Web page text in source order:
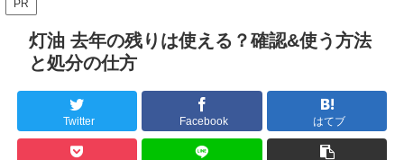
PR
灯油 去年の残りは使える？確認&使う方法
と処分の仕方
Twitter Facebook はてブ